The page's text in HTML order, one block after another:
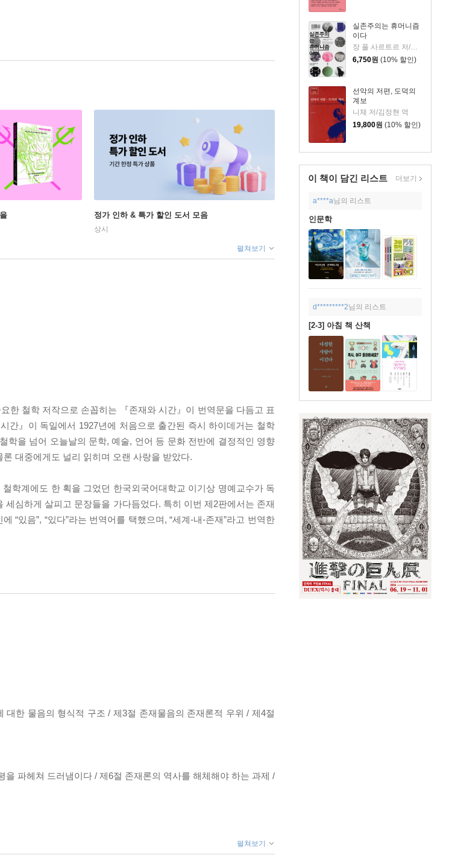
실존주의는 휴머니즘
이다
장 폴 사르트르 저/박정태 역
6,750원 (10% 할인)
선악의 저편, 도덕의
계보
니체 저/김정현 역
19,800원 (10% 할인)
이 책이 담긴 리스트 더보기
a****a님의 리스트
인문학
d*********2님의 리스트
[2-3] 아침 책 산책
정가 인하 & 특가 할인 도서 모음
상시
펼쳐보기
한 철학 저작으로 손꼽히는 『존재와 시간』이 번역문을 다듬고 표
간』이 독일에서 1927년에 처음으로 출간된 즉시 하이데거는 철학
학을 넘어 오늘날의 문학, 예술, 언어 등 문화 전반에 결정적인 영향
대중에게도 널리 읽히며 오랜 사랑을 받았다.
학계에도 한 획을 그었던 한국외국어대학교 이기상 명예교수가 독
심하게 살피고 문장들을 가다듬었다. 특히 이번 제2판에서는 존재
“있음”, “있다”라는 번역어를 택했으며, “세계-내-존재”라고 번역한
한 물음의 형식적 구조 / 제3절 존재물음의 존재론적 우위 / 제4절
파헤쳐 드러냄이다 / 제6절 존재론의 역사를 해체해야 하는 과제 /
펼쳐보기